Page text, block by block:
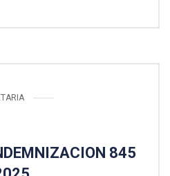
845